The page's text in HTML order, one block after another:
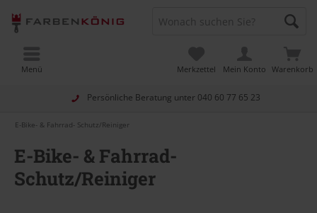
Persönliche Beratung unter 040 60 77 65 23
Warenkorb
Merkzettel Mein Konto
Menü
E-Bike- & Fahrrad- Schutz/Reiniger
E-Bike- & Fahrrad-
Schutz/Reiniger